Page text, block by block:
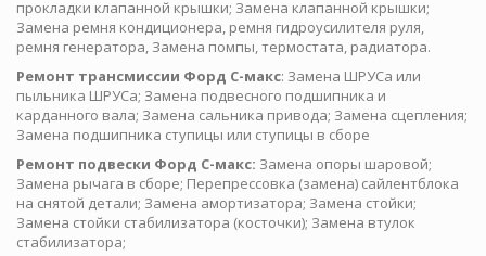
прокладки клапанной крышки; Замена клапанной крышки;
Замена ремня кондиционера, ремня гидроусилителя руля,
ремня генератора, Замена помпы, термостата, радиатора.
Ремонт трансмиссии Форд С-макс: Замена ШРУСа или
пыльника ШРУСа; Замена подвесного подшипника и
карданного вала; Замена сальника привода; Замена сцепления;
Замена подшипника ступицы или ступицы в сборе
Ремонт подвески Форд С-макс: Замена опоры шаровой;
Замена рычага в сборе; Перепрессовка (замена) сайлентблока
на снятой детали; Замена амортизатора; Замена стойки;
Замена стойки стабилизатора (косточки); Замена втулок
стабилизатора;